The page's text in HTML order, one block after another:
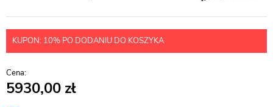
KUPON: 10% PO DODANIU DO KOSZYKA
5930,00